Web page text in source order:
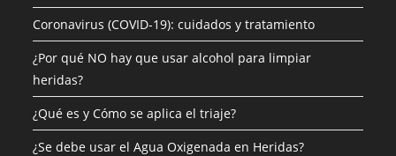
Coronavirus (COVID-19): cuidados y tratamiento
¿Por qué NO hay que usar alcohol para limpiar
heridas?
¿Qué es y Cómo se aplica el triaje?
¿Se debe usar el Agua Oxigenada en Heridas?